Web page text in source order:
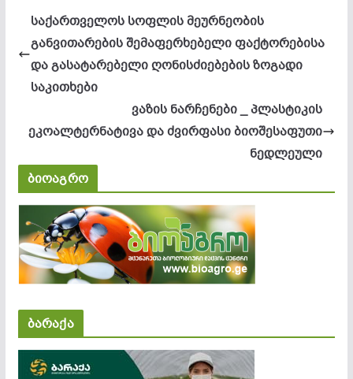
საქართველოს სოფლის მეურნეობის
განვითარების შემაფერხებელი ფაქტორებისა
და გასატარებელი ღონისძიებების ზოგადი
საკითხები
ვაზის ნარჩენები _ პლასტიკის
ეკოალტერნატივა და ძვირფასი ბიოშესაფუთი
ნედლეული
ბიოაგრო
ბარაქა